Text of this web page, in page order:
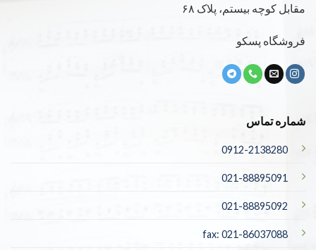
مقابل کوچه بیستم، پلاک ۶۸
فروشگاه پسکو
شماره تماس
0912-2138280
021-88895091
021-88895092
fax: 021-86037088